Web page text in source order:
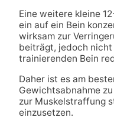
Eine weitere kleine
ein auf ein Bein
wirksam zur
beiträgt, jedoch
trainierenden Bein
Daher ist es am
Gewichtsabnahme
zur Muskelstraffung
einzusetzen.